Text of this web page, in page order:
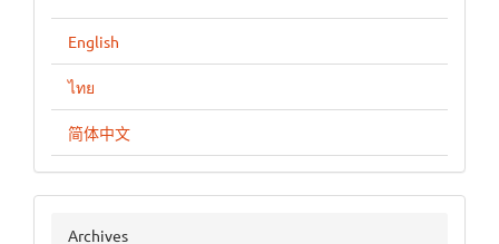
English
ไทย
简体中文
archives
Archives